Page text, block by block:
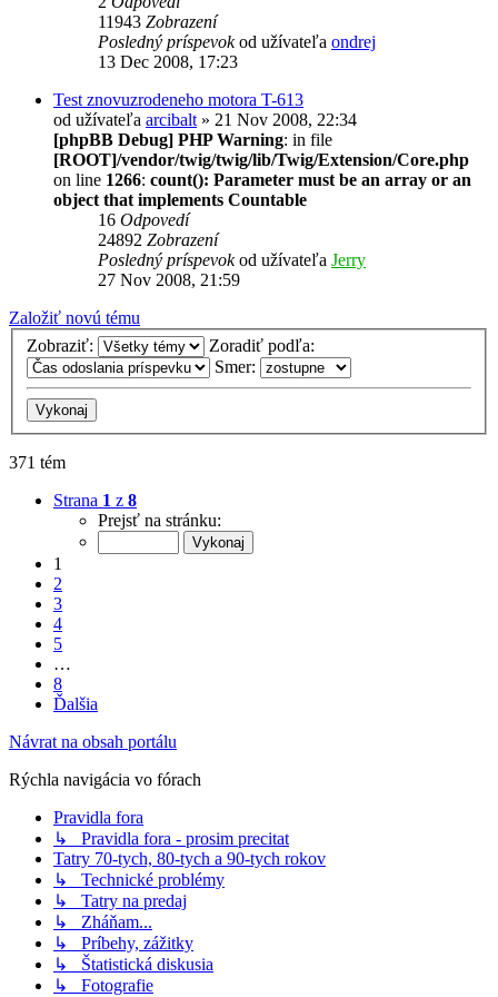
11943 Zobrazení
Posledný príspevokod užívateľa ondrej
13 Dec 2008, 17:23
Test znovuzrodeneho motora T-613
od užívateľa arcibalt » 21 Nov 2008, 22:34
[phpBB Debug] PHP Warning: in file
[ROOT]/vendor/twig/twig/lib/Twig/Extension/Core.php
on line 1266: count(): Parameter must be an array or an
object that implements Countable
16 Odpovedí
24892 Zobrazení
Posledný príspevokod užívateľa Jerry
27 Nov 2008, 21:59
Založiť novú tému
Zobraziť:
Zoradiť podľa:
Smer:
371 tém
Strana 1 z 8
Prejsť na stránku:
1
2
3
4
5
…
8
Ďalšia
Návrat na obsah portálu
Rýchla navigácia vo fórach
Pravidla fora
↳ Pravidla fora - prosim precitat
Tatry 70-tych, 80-tych a 90-tych rokov
↳ Technické problémy
↳ Tatry na predaj
↳ Zháňam...
↳ Príbehy, zážitky
↳ Štatistická diskusia
↳ Fotografie